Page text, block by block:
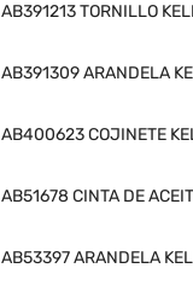
AB391213 TORNILLO
AB391309 ARANDELA
AB400623 COJINETE
AB51678 CINTA DE
AB53397 ARANDELA